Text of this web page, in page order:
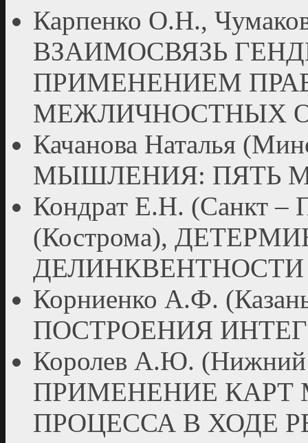
Карпенко О.Н.,
ВЗАИМОСВЯЗЬ
ПРИМЕНЕНИЕМ
МЕЖЛИЧНОСТНЫХ
Качанова Наталья
МЫШЛЕНИЯ: ПЯТЬ
Кондрат Е.Н. (Санкт –
(Кострома),
Корниенко А.Ф.
ПОСТРОЕНИЯ
Королев А.Ю.
ПРИМЕНЕНИЕ КАРТ
ПРОЦЕССА В ХОДЕ